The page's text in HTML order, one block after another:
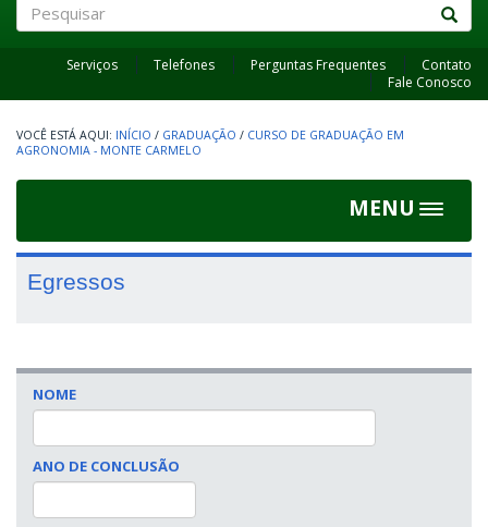
Serviços Telefones Perguntas Frequentes
Contato
Fale Conosco
INÍCIO / GRADUAÇÃO / CURSO DE GRADUAÇÃO EM
AGRONOMIA - MONTE CARMELO
MENU
Toggle
Egressos
NOME
ANO DE CONCLUSÃO